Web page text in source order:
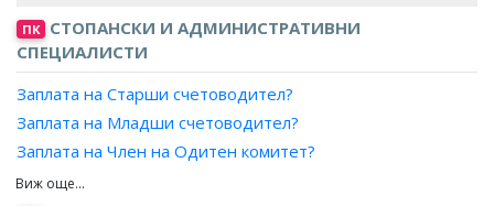
ПК СТОПАНСКИ И АДМИНИСТРАТИВНИ
СПЕЦИАЛИСТИ
Заплата на Старши счетоводител?
Заплата на Младши счетоводител?
Заплата на Член на Одитен комитет?
Заплата на Старши одитор?